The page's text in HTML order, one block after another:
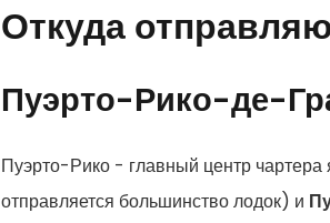
Откуда
Пуэрто-Рико-де-
Пуэрто-Рико - главный центр чартера
отправляется большинство лодок) и